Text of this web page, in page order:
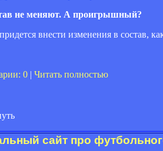
не меняют. А проигрышный?
внести изменения в состав,
0 | Читать полностью
сайт про